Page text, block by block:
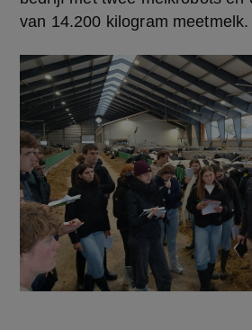
van 14.200 kilogram meetmelk.